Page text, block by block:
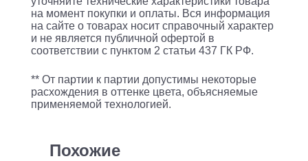
на момент покупки и оплаты. Вся информация
на сайте о товарах носит справочный характер
и не является публичной офертой в
соответствии с пунктом 2 статьи 437 ГК РФ.
** От партии к партии допустимы некоторые
расхождения в оттенке цвета, объясняемые
применяемой технологией.
Похожие